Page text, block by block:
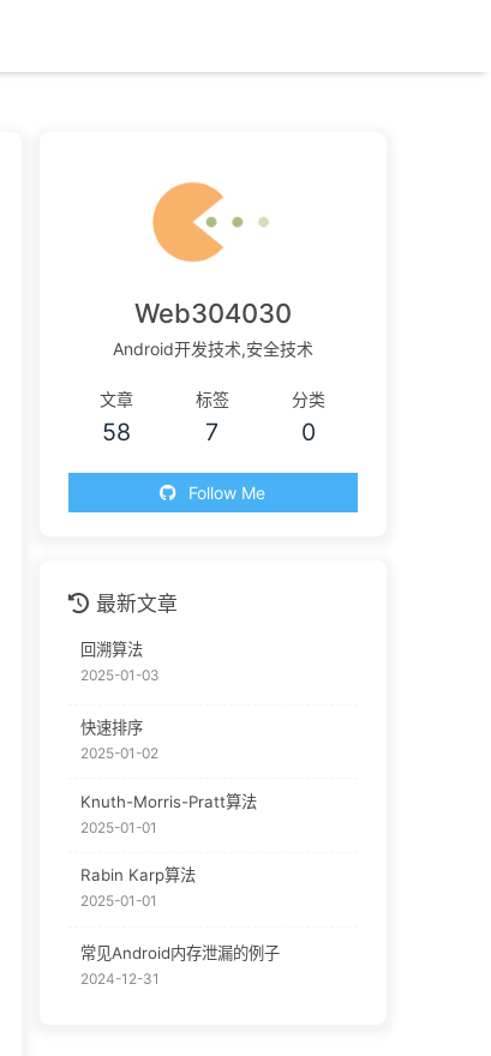
Web304030
Android开发技术,安全技术
文章
58
标签
7
分类
0
Follow Me
最新文章
回溯算法
2025-01-03
快速排序
2025-01-02
Knuth-Morris-Pratt算法
2025-01-01
Rabin Karp算法
2025-01-01
常见Android内存泄漏的例子
2024-12-31